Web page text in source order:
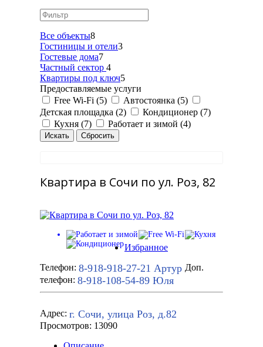
Все объекты8
Гостиницы и отели3
Гостевые дома7
Частный сектор 4
Квартиры под ключ5
Предоставляемые услуги
Free Wi-Fi (5)
Автостоянка (5)
Детская площадка (2)
Кондиционер (7)
Кухня (7)
Работает и зимой (4)
Квартира в Сочи по ул. Роз, 82
Избранное
Телефон: 8-918-918-27-21 Артур Доп.
телефон: 8-918-108-54-89 Юля
Адрес: г. Сочи, улица Роз, д.82
Просмотров: 13090